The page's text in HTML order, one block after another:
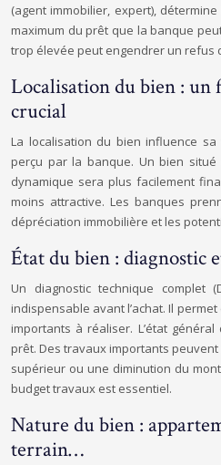
(agent immobilier, expert),
maximum du prêt que la banque
trop élevée peut engendrer un refus
Localisation du bien : un
crucial
La localisation du bien influence
perçu par la banque. Un bien
dynamique sera plus facilement
moins attractive. Les banques
dépréciation immobilière et les
État du bien : diagnostic
Un diagnostic technique complet
indispensable avant l’achat. Il
importants à réaliser. L’état
prêt. Des travaux importants
supérieur ou une diminution du
budget travaux est essentiel.
Nature du bien :
terrain…